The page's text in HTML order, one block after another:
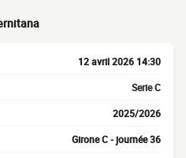
12 avril 2026 14:30
Serie C
2025/2026
Girone C - journée 36